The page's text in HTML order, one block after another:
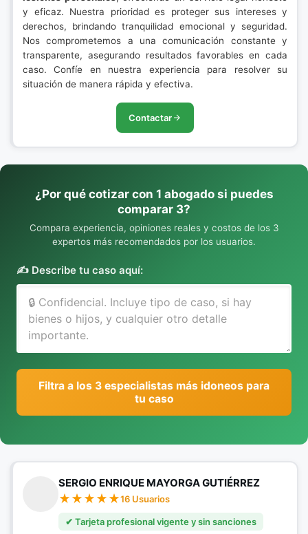
y eficaz. Nuestra prioridad es proteger sus intereses y
derechos, brindando tranquilidad emocional y seguridad.
Nos comprometemos a una comunicación constante y
transparente, asegurando resultados favorables en cada
caso. Confíe en nuestra experiencia para resolver su
situación de manera rápida y efectiva.
Contactar
¿Por qué cotizar con 1 abogado si puedes
comparar 3?
Compara experiencia, opiniones reales y costos de los 3
expertos más recomendados por los usuarios.
✍️ Describe tu caso aquí:
Filtra a los 3 especialistas más idoneos para
tu caso
SERGIO ENRIQUE MAYORGA GUTIÉRREZ
16 Usuarios
✔ Tarjeta profesional vigente y sin sanciones